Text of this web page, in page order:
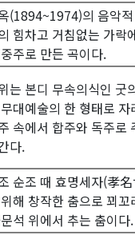
(1894~1974)의 음악
힘차고 거침없는 가락
주로 만든 곡이다.
는 본디 무속의식인 굿
대예술의 한 형태로
속에서 합주와 독주로
다.
순조 때 효명세자(孝
해 창작한 춤으로 꾀
석 위에서 추는 춤이다.